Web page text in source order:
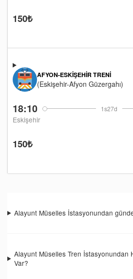
150₺
18:10 1s27d
Eskişehir
AFYON-ESKIŞEHIR TRENI
(Eskişehir-Afyon Güzergahı)
150₺
Alayunt Müselles İstasyonundan
Alayunt Müselles Tren İstasyonundan
Var?